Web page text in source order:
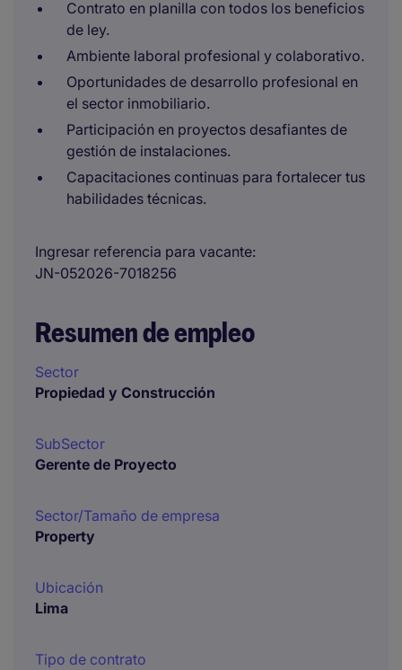
Contrato en planilla con todos los beneficios
de ley.
Ambiente laboral profesional y colaborativo.
Oportunidades de desarrollo profesional en
el sector inmobiliario.
Participación en proyectos desafiantes de
gestión de instalaciones.
Capacitaciones continuas para fortalecer tus
habilidades técnicas.
Ingresar referencia para vacante
JN-052026-7018256
Resumen de empleo
Sector
Propiedad y Construcción
SubSector
Gerente de Proyecto
Sector/Tamaño de empresa
Property
Ubicación
Lima
Tipo de contrato